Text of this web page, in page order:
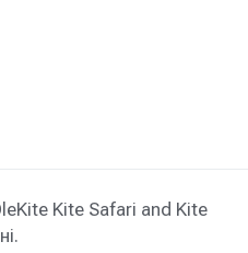
Kite Safari and Kite